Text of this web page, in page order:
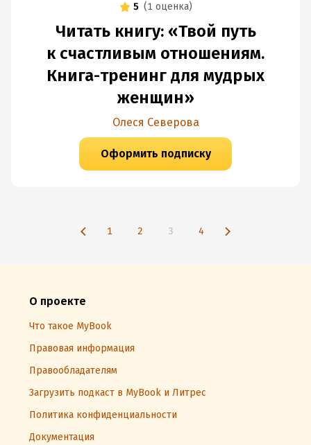
5 (1 оценка)
Читать книгу: «Твой путь
к счастливым отношениям.
Книга-тренинг для мудрых
женщин»
Олеся Северова
Оформить подписку
1 2 3 4
О проекте
Что такое MyBook
Правовая информация
Правообладателям
Загрузить подкаст в MyBook и Литрес
Политика конфиденциальности
Документация